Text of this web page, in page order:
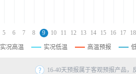
5 6 7 8 9 10 11 12 13 14 15 16 17 18
实况高温 实况低温 高温预报
16-40天预报属于客观预报产品